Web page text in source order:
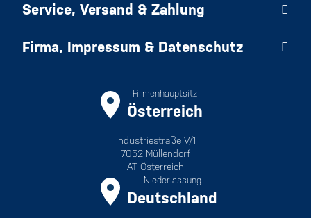
Service, Versand & Zahlung
Firma, Impressum & Datenschutz
Firmenhauptsitz
Österreich
Industriestraße V/1
7052 Müllendorf
AT Österreich
Niederlassung
Deutschland